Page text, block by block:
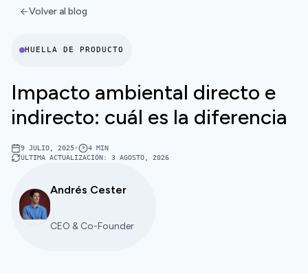
Volver al blog
HUELLA DE PRODUCTO
Impacto ambiental directo e
indirecto: cuál es la diferencia
9 JULIO, 2025• 4 MIN
ÚLTIMA ACTUALIZACIÓN: 3 AGOSTO, 2026
Andrés Cester
CEO & Co-Founder